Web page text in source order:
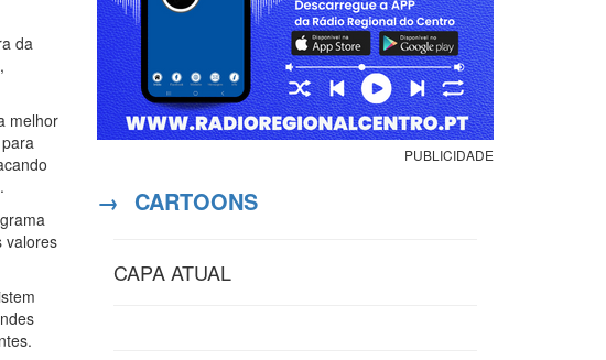
da
melhor
valores
PUBLICIDADE
→ CARTOONS
CAPA ATUAL